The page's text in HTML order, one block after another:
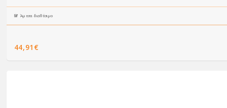
Άμεσα διαθέσιμο
44,91€